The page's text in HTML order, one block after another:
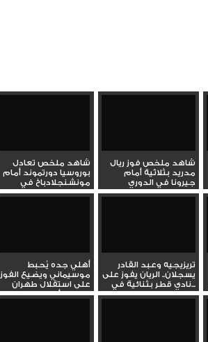
شاهد ملخص فوز ريال
مدريد بثلاثية أمام
جيرونا في الدوري
الإسباني...
شاهد ملخص تعادل
بوروسيا دورتموند أمام
مونشنجلادباخ في
الدوري...
تريزيجيه وعبد القادر
يسجلان.. الريان يفوز على
نادي قطر بثنائية في...
أهلي جده يُحبط
موسيماني ويضيع الفوز
على استقلال طهران
بدوري أبطال...